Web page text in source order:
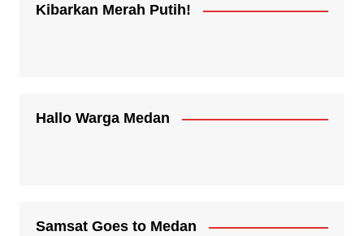
Kibarkan Merah Putih!
Hallo Warga Medan
Samsat Goes to Medan